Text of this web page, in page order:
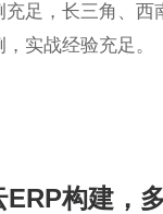
充足，长三角、西
实战经验充足。
构建，